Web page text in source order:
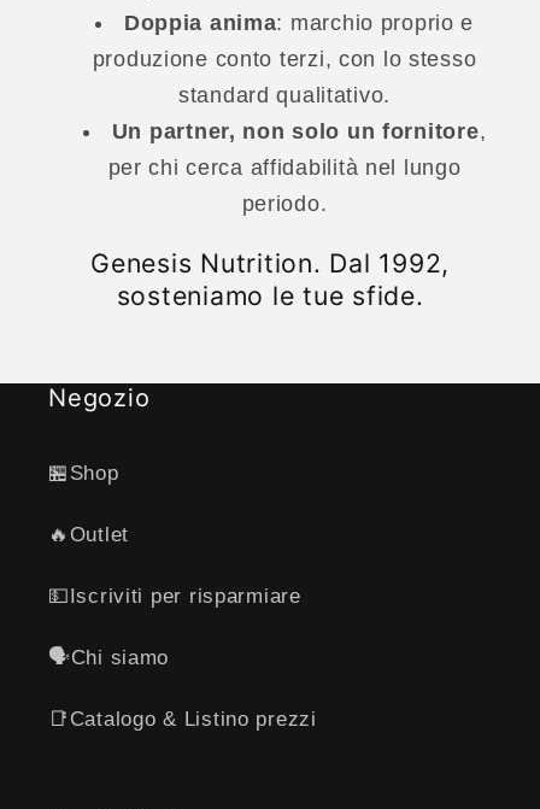
Doppia anima: marchio proprio e
produzione conto terzi, con lo stesso
standard qualitativo.
Un partner, non solo un fornitore,
per chi cerca affidabilità nel lungo
periodo.
Genesis Nutrition. Dal 1992,
sosteniamo le tue sfide.
Negozio
🏪Shop
🔥Outlet
💵Iscriviti per risparmiare
🗣️Chi siamo
📑Catalogo & Listino prezzi